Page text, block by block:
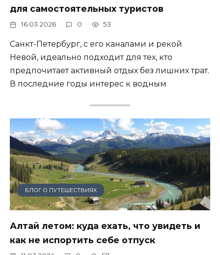
для самостоятельных туристов
16.03.2026 0 53
Санкт-Петербург, с его каналами и рекой
Невой, идеально подходит для тех, кто
предпочитает активный отдых без лишних трат.
В последние годы интерес к водным
БЛОГ О ПУТЕШЕСТВИЯХ
Алтай летом: куда ехать, что увидеть и
как не испортить себе отпуск